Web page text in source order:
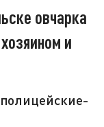
овчарка
и